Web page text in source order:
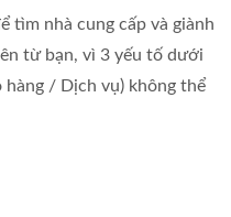
tìm nhà cung cấp và giành
từ bạn, vì 3 yếu tố dưới
/ Dịch vụ) không thể